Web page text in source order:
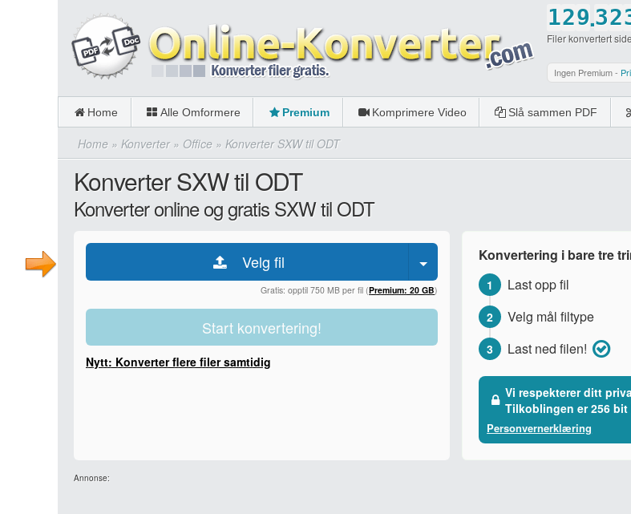
1
2
3
4
5
6
0
2
3
4
5
6
7
9
0
.3
4
5
6
7
8
2
3
4
5
6
7
Filer konvertert
Ingen Premium -
Home Alle Omformere Premium Komprimere Video Slå sammen PDF
Home » Konverter» Office » Konverter SXW til ODT
Konverter SXW til ODT
Konverter online og gratis SXW til ODT
Velg fil
Gratis: opptil 750 MB per fil (Premium: 20 GB)
Start konvertering!
Nytt: Konverter flere filer samtidig
Konvertering i bare tre
1 Last opp fil
2 Velg mål filtype
3 Last ned filen!
Vi respekterer ditt
Tilkoblingen er 256 bit
Personvernerklæring
Annonse: